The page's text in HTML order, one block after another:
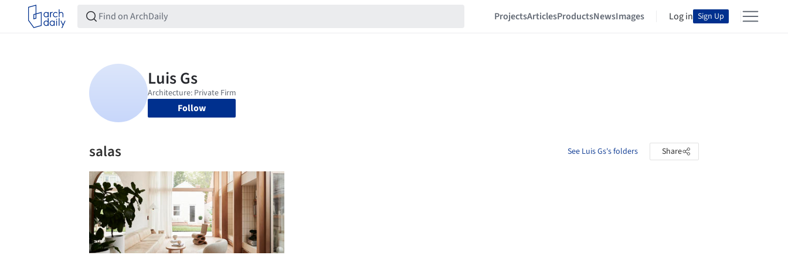
ProjectsArticlesProductsNewsImages Log in Sign Up
Follow
salas See Luis Gs's folders Share